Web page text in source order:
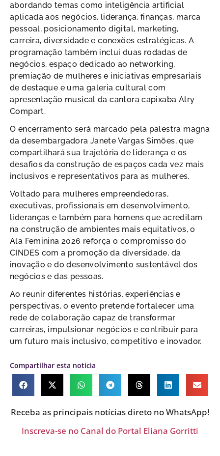
abordando temas como inteligência artificial
aplicada aos negócios, liderança, finanças, marca
pessoal, posicionamento digital, marketing,
carreira, diversidade e conexões estratégicas. A
programação também inclui duas rodadas de
negócios, espaço dedicado ao networking,
premiação de mulheres e iniciativas empresariais
de destaque e uma galeria cultural com
apresentação musical da cantora capixaba Alry
Compart.
O encerramento será marcado pela palestra magna
da desembargadora Janete Vargas Simões, que
compartilhará sua trajetória de liderança e os
desafios da construção de espaços cada vez mais
inclusivos e representativos para as mulheres.
Voltado para mulheres empreendedoras,
executivas, profissionais em desenvolvimento,
lideranças e também para homens que acreditam
na construção de ambientes mais equitativos, o
Ala Feminina 2026 reforça o compromisso do
CINDES com a promoção da diversidade, da
inovação e do desenvolvimento sustentável dos
negócios e das pessoas.
Ao reunir diferentes histórias, experiências e
perspectivas, o evento pretende fortalecer uma
rede de colaboração capaz de transformar
carreiras, impulsionar negócios e contribuir para
um futuro mais inclusivo, competitivo e inovador.
Compartilhar esta notícia
Receba as principais notícias direto no WhatsApp!
Inscreva-se no Canal do Portal Eliana Gorritti